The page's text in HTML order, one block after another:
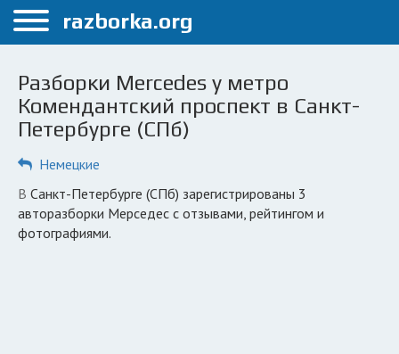
Меню
Санкт-Петербург
ПОЛЬЗОВАТЕЛЯМ
Автосервисы
Вопрос автоюристу
Разборки Mercedes у метро
Комендантский проспект в Санкт-
Петербурге (СПб)
Немецкие
в Санкт-Петербурге (СПб) зарегистрированы 3
авторазборки Мерседес с отзывами, рейтингом и
фотографиями.
razborka.org